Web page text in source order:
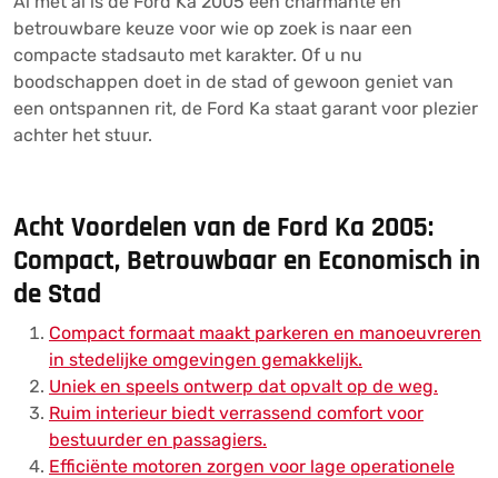
betrouwbare keuze voor wie op zoek is naar een
compacte stadsauto met karakter. Of u nu
boodschappen doet in de stad of gewoon geniet van
een ontspannen rit, de Ford Ka staat garant voor plezier
achter het stuur.
Acht Voordelen van de Ford Ka 2005:
Compact, Betrouwbaar en Economisch in
de Stad
Compact formaat maakt parkeren en manoeuvreren
in stedelijke omgevingen gemakkelijk.
Uniek en speels ontwerp dat opvalt op de weg.
Ruim interieur biedt verrassend comfort voor
bestuurder en passagiers.
Efficiënte motoren zorgen voor lage operationele